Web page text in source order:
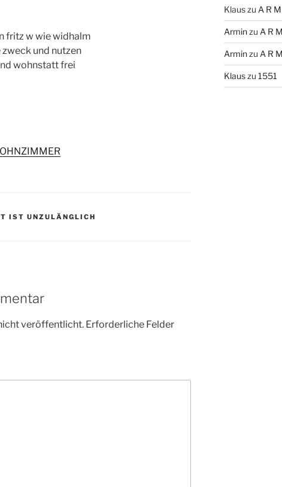
fritz w wie widhalm
und nutzen
wohnstatt frei
IST UNZULÄNGLICH
veröffentlicht. Erforderliche Felder
Klauszu A R
Arminzu A R
Arminzu A R
Klauszu 1551